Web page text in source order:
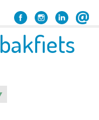
bakfiets